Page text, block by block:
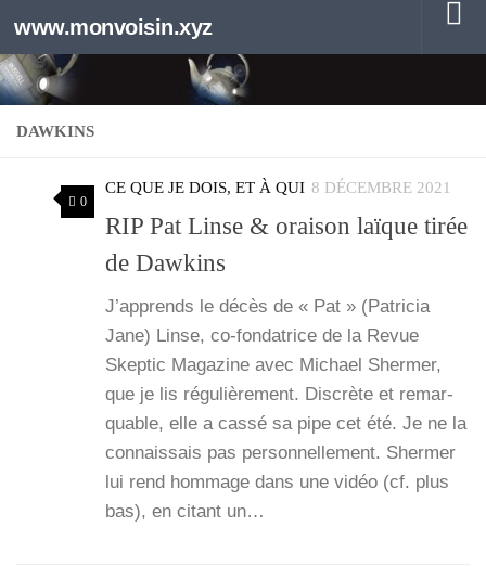
Au dessous du contenu
www.monvoisin.xyz
DAWKINS
0
CE QUE JE DOIS, ET À QUI 8 DÉCEMBRE 2021
RIP Pat Linse & oraison laïque tirée
de Dawkins
J’ap­prends le décès de « Pat » (Patri­cia
Jane) Linse, co-fon­­da­­trice de la Revue
Skep­tic Maga­zine avec Michael Sher­mer,
que je lis régu­liè­re­ment. Dis­crète et remar­
quable, elle a cas­sé sa pipe cet été. Je ne la
connais­sais pas per­son­nel­le­ment. Sher­mer
lui rend hom­mage dans une vidéo (cf. plus
bas), en citant un…